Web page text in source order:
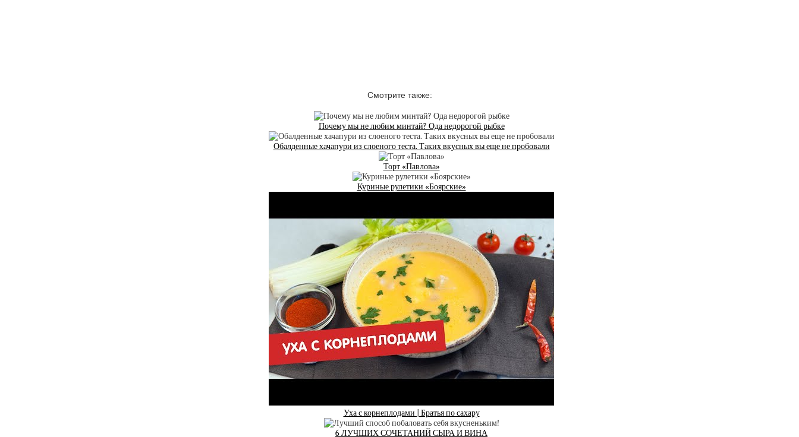
Смотрите также:
Почему мы не любим минтай? Ода недорогой рыбке
Обалденные хачапури из слоеного теста. Таких вкусных вы еще не пробовали
Торт «Павлова»
Куриные рулетики «Боярские»
Уха с корнеплодами | Братья по сахару
6 ЛУЧШИХ СОЧЕТАНИЙ СЫРА И ВИНА